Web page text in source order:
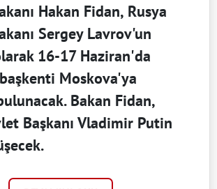
Hakan Fidan, Rusya
Sergey Lavrov'un
16-17 Haziran'da
Moskova'ya
Bakan Fidan,
Başkanı Vladimir Putin